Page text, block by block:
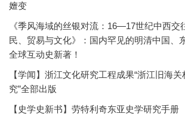
嬗变
《季风海域的丝银对流：16—17世纪中西交
民、贸易与文化》：国内罕见的明清中国、
全球互动史新著！
【学闻】浙江文化研究工程成果“浙江旧海
究”全部出版
【史学史新书】劳特利奇东亚史学研究手册